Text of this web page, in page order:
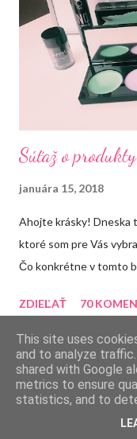
Súťaž o
januára 15, 2018
Ahojte krásky! Dneska
ktoré som pre Vás
Čo konkrétne v tomto
ZDIEĽAŤ 70
This site uses
and to analyze
shared with Google
metrics to ensure
statistics, and to